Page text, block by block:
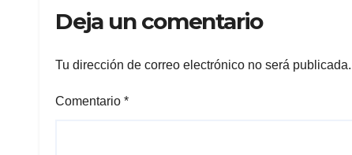
Deja un comentario
Tu dirección de correo electrónico no será publicada.
Comentario *